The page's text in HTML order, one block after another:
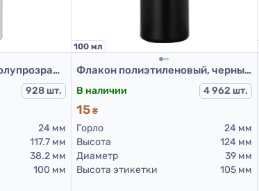
Флакон ФВП3-100 (полупрозрачный)
928 шт.
24 мм
117.7 мм
38.2 мм
100 мм
100 мл
Флакон полиэтиленовый, черный 100 мл, 508D (пластиковые флаконы 100 мл)
В наличии 4 962 шт.
15₴
Горло
24 мм
Высота
124 мм
Диаметр
39 мм
Высота этикетки
105 мм